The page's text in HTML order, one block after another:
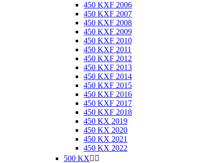
450 KXF 2006
450 KXF 2007
450 KXF 2008
450 KXF 2009
450 KXF 2010
450 KXF 2011
450 KXF 2012
450 KXF 2013
450 KXF 2014
450 KXF 2015
450 KXF 2016
450 KXF 2017
450 KXF 2018
450 KX 2019
450 KX 2020
450 KX 2021
450 KX 2022
500 KX 